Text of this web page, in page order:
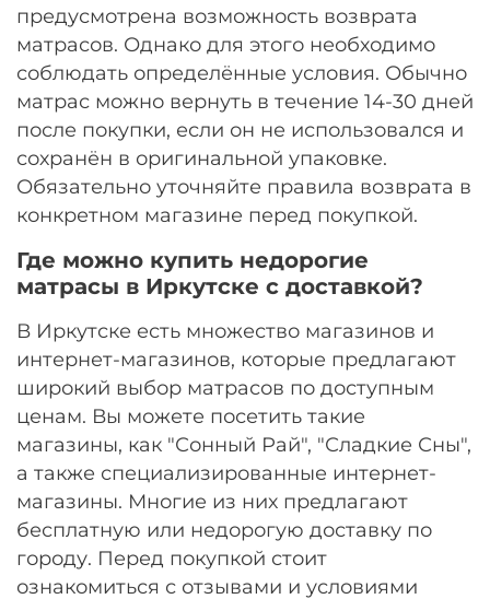
предусмотрена возможность возврата
матрасов. Однако для этого необходимо
соблюдать определённые условия. Обычно
матрас можно вернуть в течение 14-30 дней
после покупки, если он не использовался и
сохранён в оригинальной упаковке.
Обязательно уточняйте правила возврата в
конкретном магазине перед покупкой.
Где можно купить недорогие
матрасы в Иркутске с доставкой?
В Иркутске есть множество магазинов и
интернет-магазинов, которые предлагают
широкий выбор матрасов по доступным
ценам. Вы можете посетить такие
магазины, как "Сонный Рай", "Сладкие Сны",
а также специализированные интернет-
магазины. Многие из них предлагают
бесплатную или недорогую доставку по
городу. Перед покупкой стоит
ознакомиться с отзывами и условиями